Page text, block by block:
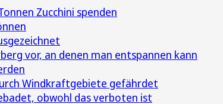
Zucchini spenden
vor, an denen man entspannen kann
Windkraftgebiete gefährdet
obwohl das verboten ist